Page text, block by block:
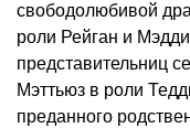
свободолюбивой
роли Рейган и
представительниц
Мэттьюз в роли
преданного